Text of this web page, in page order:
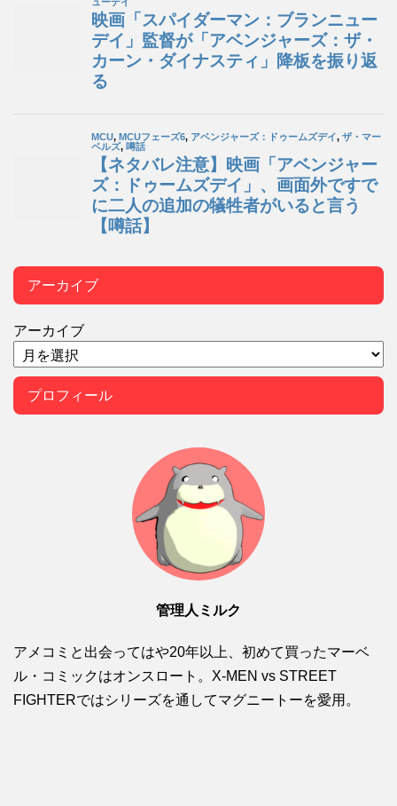
アーカイブ
アーカイブ
プロフィール
管理人ミルク
アメコミと出会ってはや20年以上、初めて買ったマーベ
ル・コミックはオンスロート。X-MEN vs STREET
FIGHTERではシリーズを通してマグニートーを愛用。